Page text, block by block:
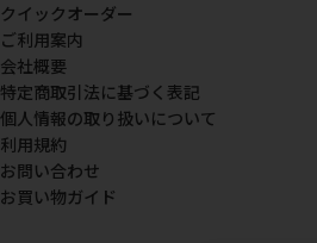
クイックオーダー
ご利用案内
会社概要
特定商取引法に基づく表記
個人情報の取り扱いについて
利用規約
お問い合わせ
お買い物ガイド